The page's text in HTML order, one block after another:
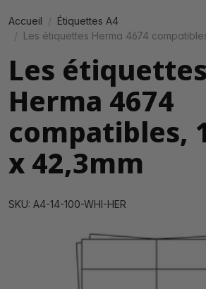
Accueil
Étiquettes A4
Les étiquettes Herma 4674
Les étiquettes
Herma 4674
compatibles,
x 42,3mm
SKU: A4-14-100-WHI-HER